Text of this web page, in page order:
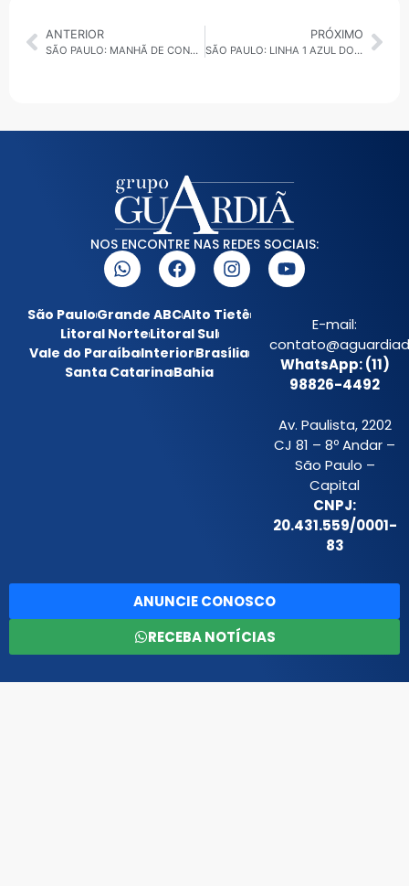
ANTERIOR
SÃO PAULO: MANHÃ DE CONGESTIONAMENTO PESADOS NESTA QUARTA-FEIRA
PRÓXIMO
SÃO PAULO: LINHA 1 AZUL DO METRÔ ENFRENTA FALHA E REFLEXOS ATINGEM OUTRAS LINHAS
NOS ENCONTRE NAS REDES SOCIAIS:
São PauloGrande ABCAlto Tietê
Litoral NorteLitoral Sul
Vale do ParaíbaInteriorBrasília
Santa CatarinaBahia
E-mail:
WhatsApp: (11)
98826-4492
Av. Paulista, 2202
CJ 81 – 8º Andar –
São Paulo –
Capital
CNPJ:
20.431.559/0001-
83
ANUNCIE CONOSCO
RECEBA NOTÍCIAS